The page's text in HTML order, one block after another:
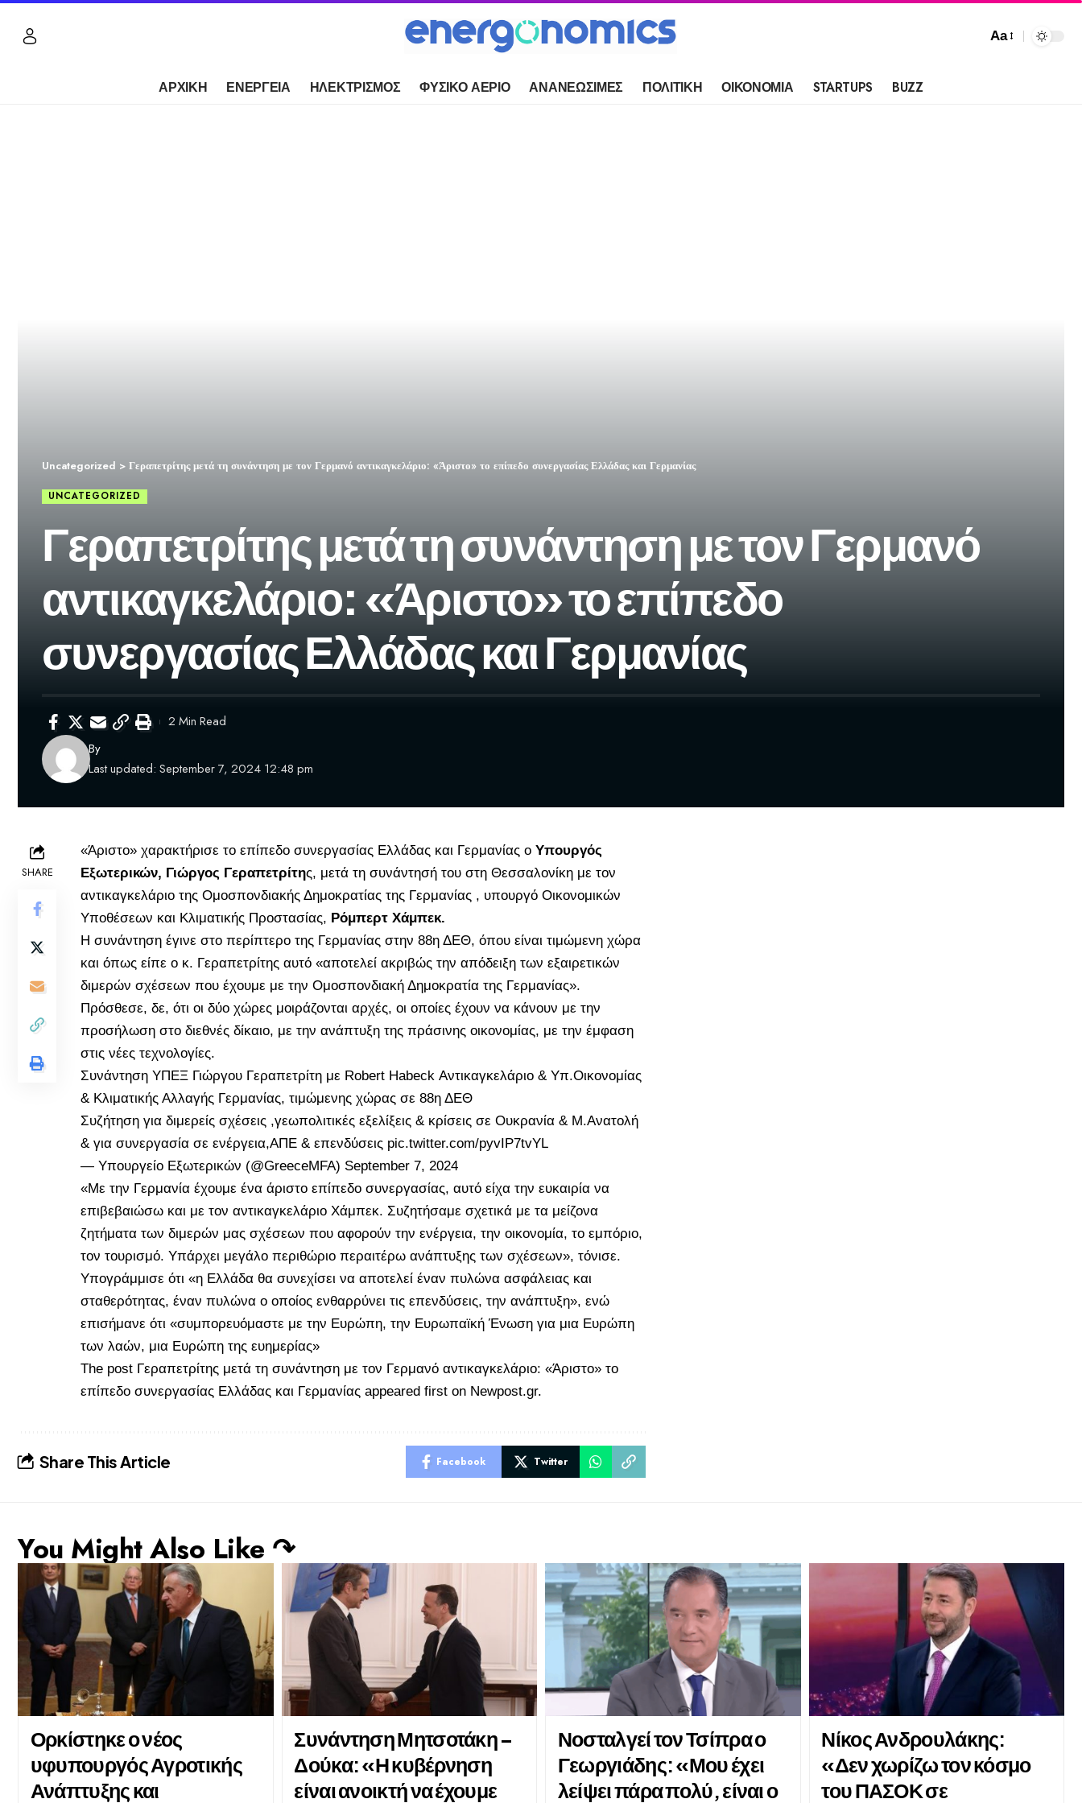
Aa
ΑΡΧΙΚΗ ΕΝΕΡΓΕΙΑ ΗΛΕΚΤΡΙΣΜΟΣ ΦΥΣΙΚΟ ΑΕΡΙΟ ΑΝΑΝΕΩΣΙΜΕΣ ΠΟΛΙΤΙΚΗ ΟΙΚΟΝΟΜΙΑ STARTUPS BUZZ
Uncategorized > Γεραπετρίτης μετά τη συνάντηση με τον Γερμανό αντικαγκελάριο: «Άριστο» το επίπεδο συνεργασίας Ελλάδας και Γερμανίας
UNCATEGORIZED
Γεραπετρίτης μετά τη συνάντηση με τον Γερμανό
αντικαγκελάριο: «Άριστο» το επίπεδο
συνεργασίας Ελλάδας και Γερμανίας
Last updated: September 7, 2024 12:48 pm
By
2 Min Read
SHARE
«Άριστο» χαρακτήρισε το επίπεδο συνεργασίας Ελλάδας και Γερμανίας ο Yπουργός
Εξωτερικών, Γιώργος Γεραπετρίτης, μετά τη συνάντησή του στη Θεσσαλονίκη με τον
αντικαγκελάριο της Ομοσπονδιακής Δημοκρατίας της Γερμανίας , υπουργό Οικονομικών
Υποθέσεων και Κλιματικής Προστασίας, Ρόμπερτ Χάμπεκ.
Η συνάντηση έγινε στο περίπτερο της Γερμανίας στην 88η ΔΕΘ, όπου είναι τιμώμενη χώρα
και όπως είπε ο κ. Γεραπετρίτης αυτό «αποτελεί ακριβώς την απόδειξη των εξαιρετικών
διμερών σχέσεων που έχουμε με την Ομοσπονδιακή Δημοκρατία της Γερμανίας».
Πρόσθεσε, δε, ότι οι δύο χώρες μοιράζονται αρχές, οι οποίες έχουν να κάνουν με την
προσήλωση στο διεθνές δίκαιο, με την ανάπτυξη της πράσινης οικονομίας, με την έμφαση
στις νέες τεχνολογίες.
Συνάντηση ΥΠΕΞ Γιώργου Γεραπετρίτη με Robert Habeck Αντικαγκελάριο & Υπ.Οικονομίας
& Κλιματικής Αλλαγής Γερμανίας, τιμώμενης χώρας σε 88η ΔΕΘ
Συζήτηση για διμερείς σχέσεις ,γεωπολιτικές εξελίξεις & κρίσεις σε Ουκρανία & Μ.Ανατολή
& για συνεργασία σε ενέργεια,ΑΠΕ & επενδύσεις pic.twitter.com/pyvIP7tvYL
— Υπουργείο Εξωτερικών (@GreeceMFA) September 7, 2024
«Με την Γερμανία έχουμε ένα άριστο επίπεδο συνεργασίας, αυτό είχα την ευκαιρία να
επιβεβαιώσω και με τον αντικαγκελάριο Χάμπεκ. Συζητήσαμε σχετικά με τα μείζονα
ζητήματα των διμερών μας σχέσεων που αφορούν την ενέργεια, την οικονομία, το εμπόριο,
τον τουρισμό. Υπάρχει μεγάλο περιθώριο περαιτέρω ανάπτυξης των σχέσεων», τόνισε.
Υπογράμμισε ότι «η Ελλάδα θα συνεχίσει να αποτελεί έναν πυλώνα ασφάλειας και
σταθερότητας, έναν πυλώνα ο οποίος ενθαρρύνει τις επενδύσεις, την ανάπτυξη», ενώ
επισήμανε ότι «συμπορευόμαστε με την Ευρώπη, την Ευρωπαϊκή Ένωση για μια Ευρώπη
των λαών, μια Ευρώπη της ευημερίας»
The post Γεραπετρίτης μετά τη συνάντηση με τον Γερμανό αντικαγκελάριο: «Άριστο» το
επίπεδο συνεργασίας Ελλάδας και Γερμανίας appeared first on Newpost.gr.
Share This Article Facebook Twitter
You Might Also Like ↷
Ορκίστηκε ο νέος
υφυπουργός Αγροτικής
Ανάπτυξης και
Συνάντηση Μητσοτάκη –
Δούκα: «Η κυβέρνηση
είναι ανοικτή να έχουμε
Νοσταλγεί τον Τσίπρα ο
Γεωργιάδης: «Μου έχει
λείψει πάρα πολύ, είναι ο
Νίκος Ανδρουλάκης:
«Δεν χωρίζω τον κόσμο
του ΠΑΣΟΚ σε